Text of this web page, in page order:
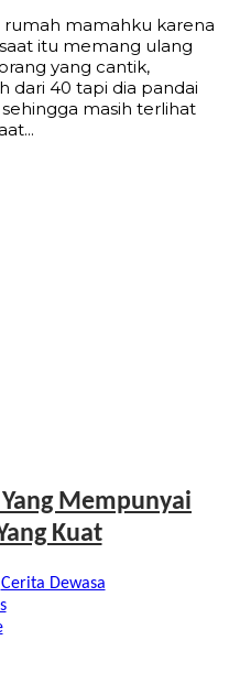
rumah mamahku karena
itu memang ulang
yang cantik,
dari 40 tapi dia pandai
masih terlihat
Mempunyai
Kuat
Cerita Dewasa